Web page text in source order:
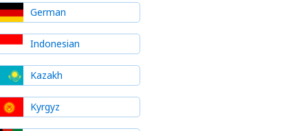
German
Indonesian
Kazakh
Kyrgyz